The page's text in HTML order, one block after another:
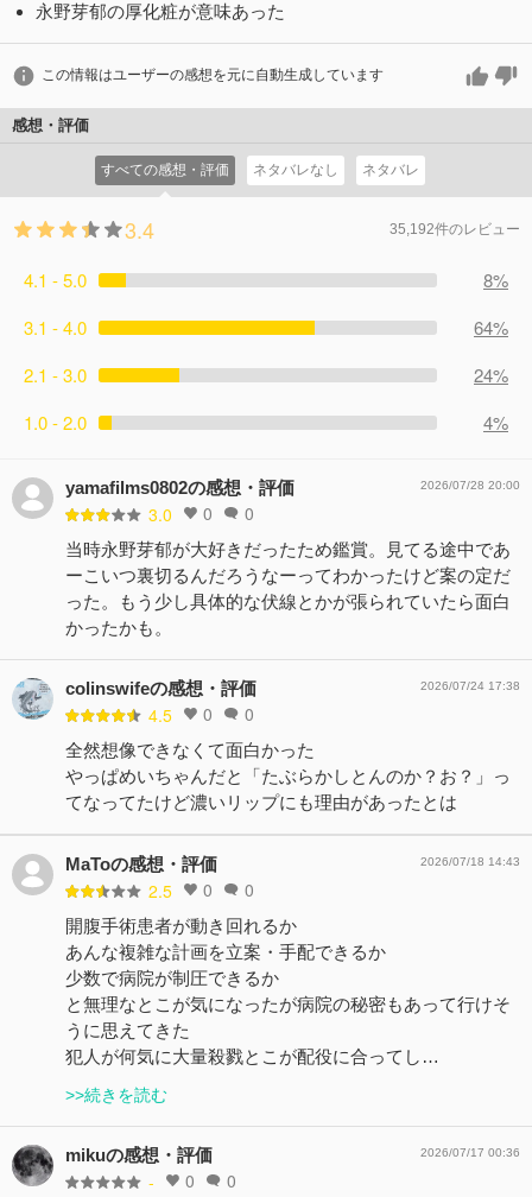
永野芽郁の厚化粧が意味あった
この情報はユーザーの感想を元に自動生成しています
感想・評価
すべての感想・評価 ネタバレなし ネタバレ
3.4 35,192件のレビュー
4.1 - 5.0
8%
3.1 - 4.0
64%
2.1 - 3.0
24%
1.0 - 2.0
4%
yamafilms0802の感想・評価
3.0 0 0
2026/07/28 20:00
当時永野芽郁が大好きだったため鑑賞。見てる途中であ
ーこいつ裏切るんだろうなーってわかったけど案の定だ
った。もう少し具体的な伏線とかが張られていたら面白
かったかも。
colinswifeの感想・評価
4.5 0 0
2026/07/24 17:38
全然想像できなくて面白かった
やっぱめいちゃんだと「たぶらかしとんのか？お？」っ
てなってたけど濃いリップにも理由があったとは
MaToの感想・評価
2.5 0 0
2026/07/18 14:43
開腹手術患者が動き回れるか
あんな複雑な計画を立案・手配できるか
少数で病院が制圧できるか
と無理なとこが気になったが病院の秘密もあって行けそ
うに思えてきた
犯人が何気に大量殺戮とこが配役に合ってし…
>>続きを読む
mikuの感想・評価
- 0 0
2026/07/17 00:36